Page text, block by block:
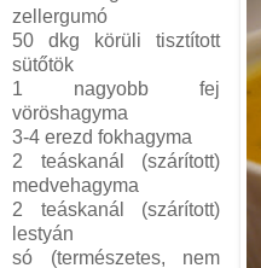
zellergumó
50 dkg körüli tisztított
sütőtök
1 nagyobb fej
vöröshagyma
3-4 erezd fokhagyma
2 teáskanál (szárított)
medvehagyma
2 teáskanál (szárított)
lestyán
só (természetes, nem